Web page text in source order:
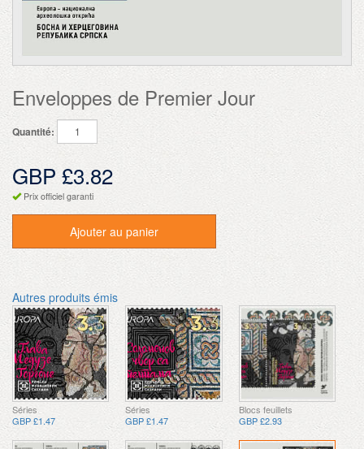
Enveloppes de Premier Jour
Quantité:
GBP £3.82
Prix officiel garanti
Ajouter au panier
Autres produits émis
Séries
GBP £1.47
Séries
GBP £1.47
Blocs feuillets
GBP £2.93